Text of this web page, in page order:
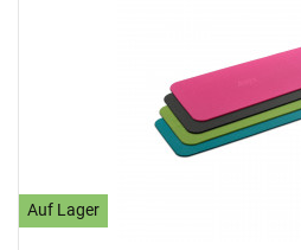
Auf Lager